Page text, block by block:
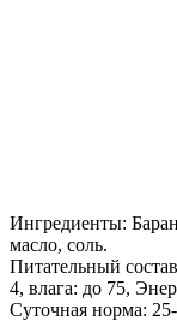
Ингредиенты:
масло, соль.
Питательный
4, влага: до 75,
Суточная норма: